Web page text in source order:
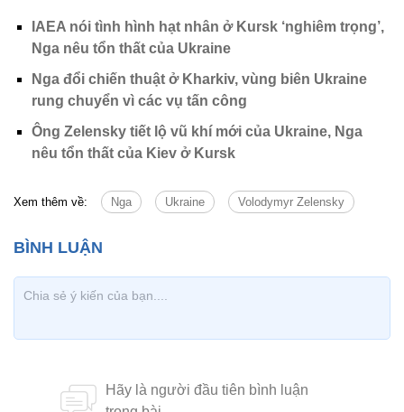
IAEA nói tình hình hạt nhân ở Kursk ‘nghiêm trọng’,
Nga nêu tổn thất của Ukraine
Nga đổi chiến thuật ở Kharkiv, vùng biên Ukraine
rung chuyển vì các vụ tấn công
Ông Zelensky tiết lộ vũ khí mới của Ukraine, Nga
nêu tổn thất của Kiev ở Kursk
Xem thêm về: Nga Ukraine Volodymyr Zelensky